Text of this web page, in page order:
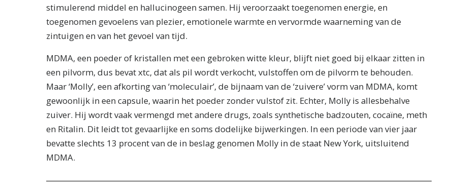
stimulerend middel en hallucinogeen samen. Hij veroorzaakt toegenomen energie, en
toegenomen gevoelens van plezier, emotionele warmte en vervormde waarneming van de
zintuigen en van het gevoel van tijd.
MDMA, een poeder of kristallen met een gebroken witte kleur, blijft niet goed bij elkaar zitten in
een pilvorm, dus bevat xtc, dat als pil wordt verkocht, vulstoffen om de pilvorm te behouden.
Maar ‘Molly’, een afkorting van ‘moleculair’, de bijnaam van de ‘zuivere’ vorm van MDMA, komt
gewoonlijk in een capsule, waarin het poeder zonder vulstof zit. Echter, Molly is allesbehalve
zuiver. Hij wordt vaak vermengd met andere drugs, zoals synthetische badzouten, cocaïne, meth
en Ritalin. Dit leidt tot gevaarlijke en soms dodelijke bijwerkingen. In een periode van vier jaar
bevatte slechts 13 procent van de in beslag genomen Molly in de staat New York, uitsluitend
MDMA.